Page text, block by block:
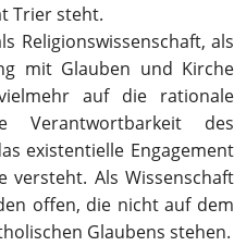
Trier steht.
Religionswissenschaft, als
mit Glauben und Kirche
auf die rationale
Verantwortbarkeit des
existentielle Engagement
versteht. Als Wissenschaft
offen, die nicht auf dem
Glaubens stehen.